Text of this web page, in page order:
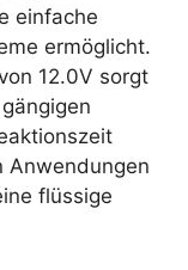
einfache
ermöglicht.
12.0V sorgt
Anwendungen
flüssige